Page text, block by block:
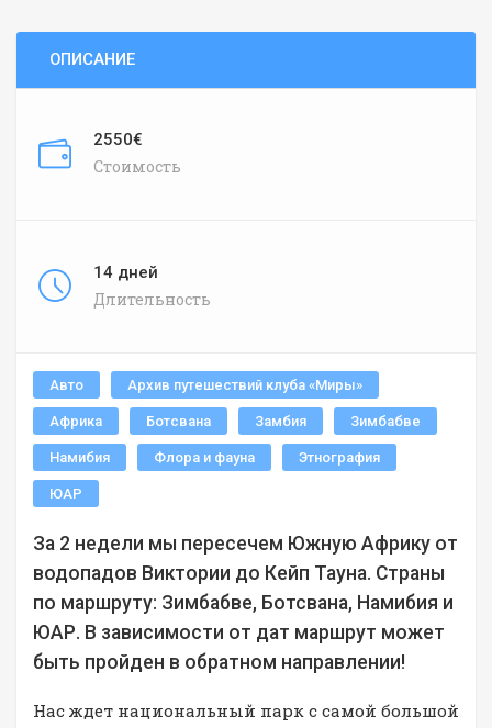
ОПИСАНИЕ
2550€
Стоимость
14 дней
Длительность
Авто Архив путешествий клуба «Миры»
Африка Ботсвана Замбия Зимбабве
Намибия Флора и фауна Этнография
ЮАР
За 2 недели мы пересечем Южную Африку от
водопадов Виктории до Кейп Тауна. Страны
по маршруту: Зимбабве, Ботсвана, Намибия и
ЮАР. В зависимости от дат маршрут может
быть пройден в обратном направлении!
Нас ждет национальный парк с самой большой